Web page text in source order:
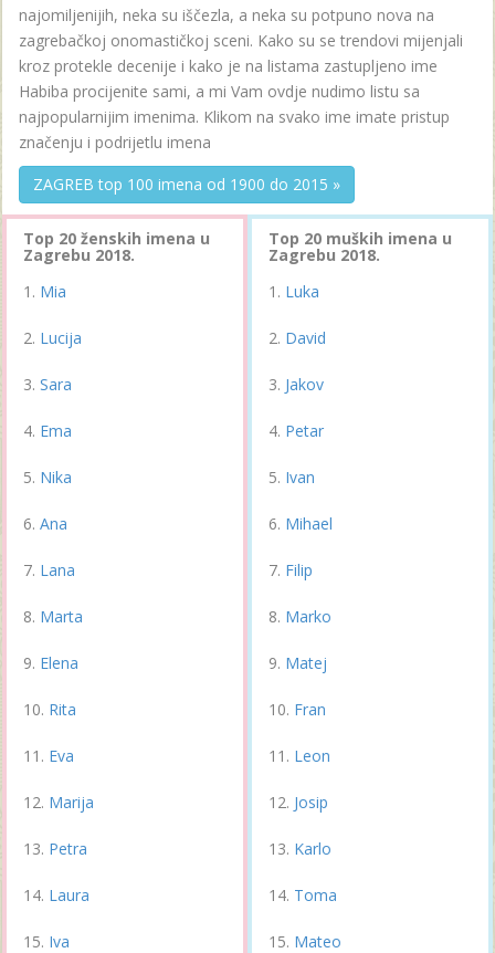
najomiljenijih, neka su iščezla, a neka su potpuno nova na
zagrebačkoj onomastičkoj sceni. Kako su se trendovi mijenjali
kroz protekle decenije i kako je na listama zastupljeno ime
Habiba procijenite sami, a mi Vam ovdje nudimo listu sa
najpopularnijim imenima. Klikom na svako ime imate pristup
značenju i podrijetlu imena
ZAGREB top 100 imena od 1900 do 2015 »
Top 20 ženskih imena u
Zagrebu 2018.
Mia
Lucija
Sara
Ema
Nika
Ana
Lana
Marta
Elena
Rita
Eva
Marija
Petra
Laura
Iva
Top 20 muških imena u
Zagrebu 2018.
Luka
David
Jakov
Petar
Ivan
Mihael
Filip
Marko
Matej
Fran
Leon
Josip
Karlo
Toma
Mateo